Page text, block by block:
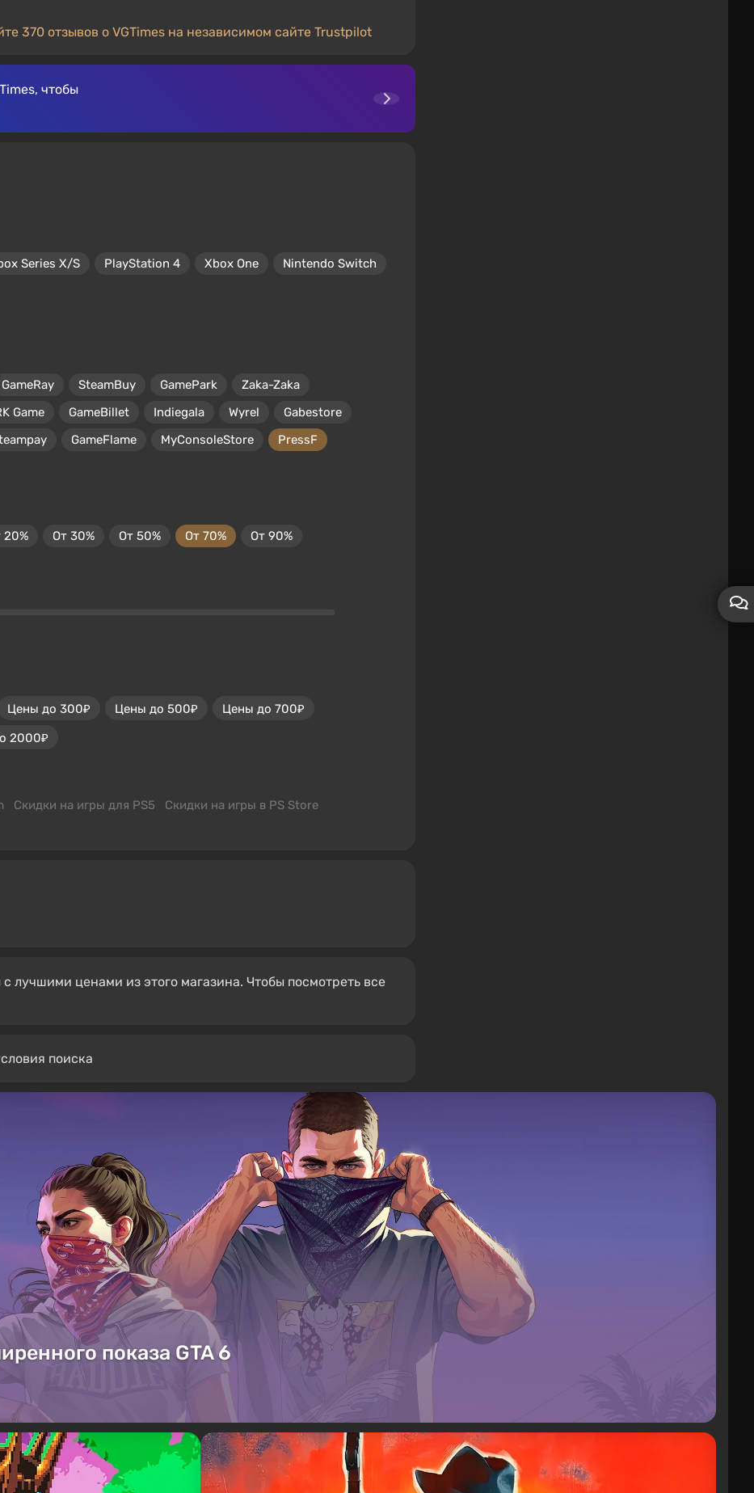
370 отзывов о VGTimes на независимом сайте Trustpilot
чтобы
Series X/S PlayStation 4 Xbox One
Nintendo Switch
GameRay SteamBuy GamePark
Zaka-Zaka
Game GameBillet Indiegala Wyrel
Gabestore
GameFlame MyConsoleStore
PressF
20% От 30% От 50% От 70% От 90%
Цены до 300₽ Цены до 500₽
Цены до 700₽
2000₽
Скидки на игры для PS5
Скидки на игры в PS Store
лучшими ценами из этого магазина. Чтобы посмотреть все
поиска
показа GTA 6